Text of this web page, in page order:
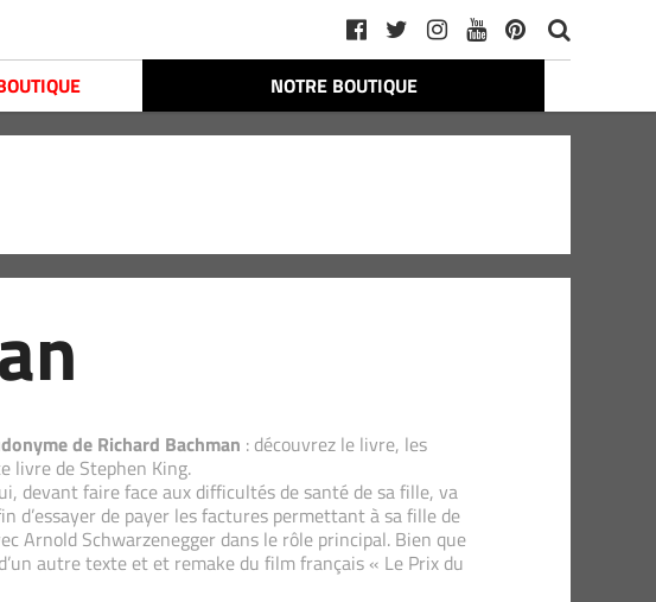
NOTRE BOUTIQUE
de Richard Bachman : découvrez le livre, les
livre de Stephen King.
devant faire face aux difficultés de santé de sa fille, va
d’essayer de payer les factures permettant à sa fille de
Arnold Schwarzenegger dans le rôle principal. Bien que
autre texte et et remake du film français « Le Prix du